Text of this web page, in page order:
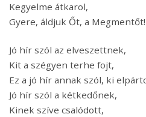
Kegyelme átkarol,
Gyere, áldjuk Őt, a Megmentőt!
Jó hír szól az elveszettnek,
Kit a szégyen terhe fojt,
Ez a jó hír annak szól, ki
Jó hír szól a kétkedőnek,
Kinek szíve csalódott,